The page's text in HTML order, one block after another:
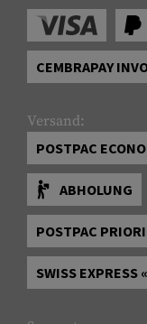
CEMBRAPAY
Versand:
POSTPAC
ABHOLUNG
POSTPAC
SWISS